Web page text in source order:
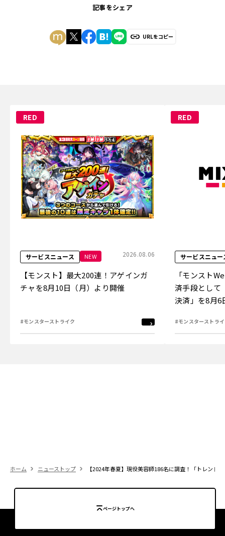
記事をシェア
URLをコピー
RED
サービスニュース NEW 2026.08.06
【モンスト】最大200連！アゲインガ
チャを8月10日（月）より開催
#モンスターストライク
RED
サービスニュー
「モンスト
済手段として
決済」を8月6
#モンスターストラ
ホーム ニューストップ 【2024年春夏】現役美容師186名に調査！「トレンド
ページトップへ